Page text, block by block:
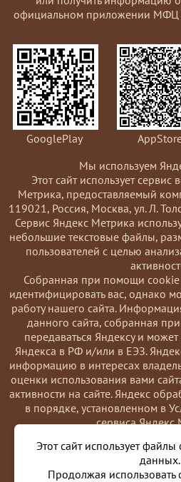
Этот сайт использует
данных.
Продолжая использовать
официальном приложении МФЦ
GooglePlay
Мы используем
Этот сайт использует
Метрика, предоставляемый
119021, Россия, Москва, ул. Л.
Сервис Яндекс Метрика
небольшие текстовые файлы,
пользователей с целью
Coбранная при помощи
идентифицировать вас, однако
работу нашего сайта.
данного сайта, собранная
передаваться Яндексу и
Яндекса в РФ и/или в ЕЭЗ.
информацию в интересах
оценки использования вами
активности на сайте. Яндекс
в порядке, установленном в
сервиса Яндекс
Вы можете отказаться от
соответствующие настройки в
использовать
https://yandex.ru/support/